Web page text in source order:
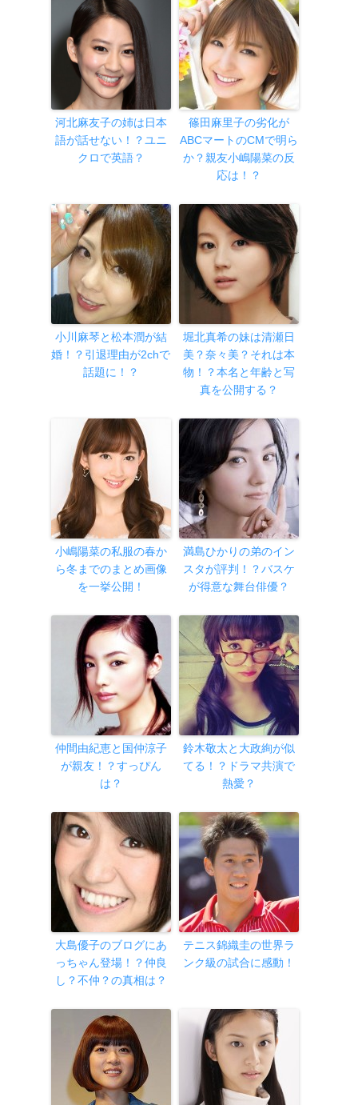
河北麻友子の姉は日本
語が話せない！？ユニ
クロで英語？
篠田麻里子の劣化が
ABCマートのCMで明ら
か？親友小嶋陽菜の反
応は！？
小川麻琴と松本潤が結
婚！？引退理由が2chで
話題に！？
堀北真希の妹は清瀬日
美？奈々美？それは本
物！？本名と年齢と写
真を公開する？
小嶋陽菜の私服の春か
ら冬までのまとめ画像
を一挙公開！
満島ひかりの弟のイン
スタが評判！？バスケ
が得意な舞台俳優？
仲間由紀恵と国仲涼子
が親友！？すっぴん
は？
鈴木敬太と大政絢が似
てる！？ドラマ共演で
熱愛？
大島優子のブログにあ
っちゃん登場！？仲良
し？不仲？の真相は？
テニス錦織圭の世界ラ
ンク級の試合に感動！